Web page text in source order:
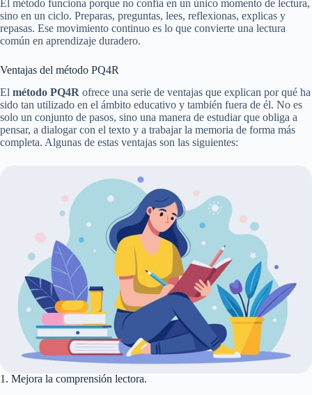
El método funciona porque no confía en un único momento de lectura,
sino en un ciclo. Preparas, preguntas, lees, reflexionas, explicas y
repasas. Ese movimiento continuo es lo que convierte una lectura
común en aprendizaje duradero.
Ventajas del método PQ4R
El método PQ4R ofrece una serie de ventajas que explican por qué ha
sido tan utilizado en el ámbito educativo y también fuera de él. No es
solo un conjunto de pasos, sino una manera de estudiar que obliga a
pensar, a dialogar con el texto y a trabajar la memoria de forma más
completa. Algunas de estas ventajas son las siguientes:
1. Mejora la comprensión lectora.